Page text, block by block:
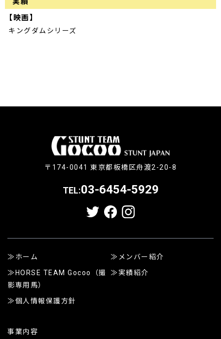
【映画】
キングダムシリーズ
〒174-0041 東京都板橋区舟渡2-20-8
TEL:03-6454-5929
ホーム
メンバー紹介
HORSE TEAM Gocoo（撮
影専用馬）
実績紹介
個人情報保護方針
事業内容